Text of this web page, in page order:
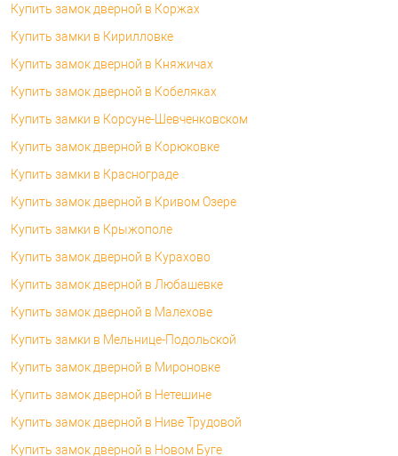
Купить замок дверной в Коржах
Купить замки в Кирилловке
Купить замок дверной в Княжичах
Купить замок дверной в Кобеляках
Купить замки в Корсуне-Шевченковском
Купить замок дверной в Корюковке
Купить замки в Краснограде
Купить замок дверной в Кривом Озере
Купить замки в Крыжополе
Купить замок дверной в Курахово
Купить замок дверной в Любашевке
Купить замок дверной в Малехове
Купить замки в Мельнице-Подольской
Купить замок дверной в Мироновке
Купить замок дверной в Нетешине
Купить замок дверной в Ниве Трудовой
Купить замок дверной в Новом Буге